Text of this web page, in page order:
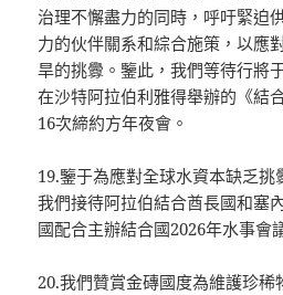
治理不懈盡力的同時，呼吁緊迫
力的伙伴關系和綜合施策，以應
旱的挑釁。鑒此，我們等待行將
在沙特阿拉伯利雅得舉辦的《結
16次締約方年夜會。
19.鑒于為應對全球水資本缺乏挑
我們接待阿拉伯結合酋長國和塞
國配合主辦結合國2026年水事會
20.我們贊賞金磚國度為維護珍